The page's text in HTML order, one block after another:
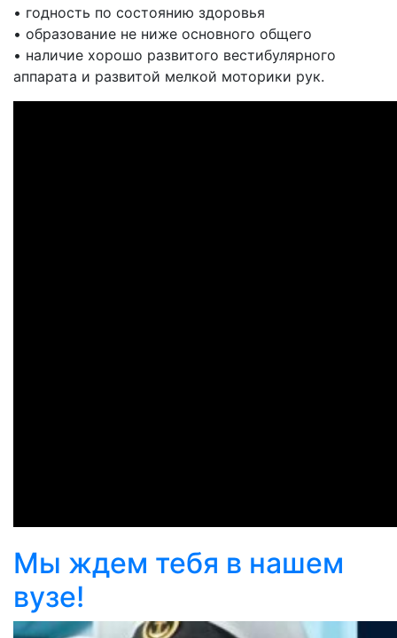
• годность по состоянию здоровья
• образование не ниже основного общего
• наличие хорошо развитого вестибулярного
аппарата и развитой мелкой моторики рук.
Мы ждем тебя в нашем
вузе!